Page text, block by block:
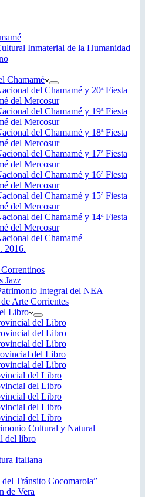
Inmaterial de la Humanidad
Chamamé
del Chamamé y 20ª Fiesta
del Mercosur
del Chamamé y 19ª Fiesta
del Mercosur
del Chamamé y 18ª Fiesta
del Mercosur
del Chamamé y 17ª Fiesta
del Mercosur
del Chamamé y 16ª Fiesta
del Mercosur
del Chamamé y 15ª Fiesta
del Mercosur
del Chamamé y 14ª Fiesta
del Mercosur
del Chamamé
2016.
Jazz
Integral del NEA
Arte Corrientes
Libro
del Libro
del Libro
del Libro
del Libro
del Libro
del Libro
del Libro
del Libro
del Libro
del Libro
Cultural y Natural
del libro
Italiana
Tránsito Cocomarola”
de Vera